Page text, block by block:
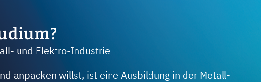
und Elektro-Industrie
anpacken willst, ist eine Ausbildung in der Metall-